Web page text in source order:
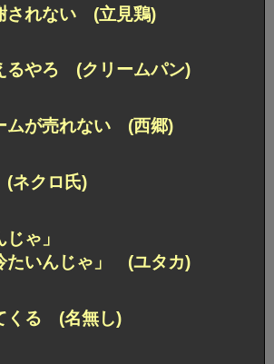
されない (立見鶏)
るやろ (クリームパン)
ムが売れない (西郷)
ネクロ氏)
ゃ」
たいんじゃ」 (ユタカ)
くる (名無し)